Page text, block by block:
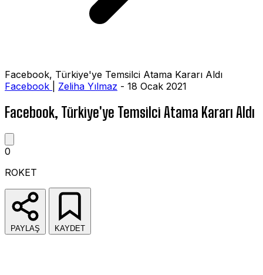
Facebook, Türkiye'ye Temsilci Atama Kararı Aldı
Facebook
Zeliha Yılmaz - 18 Ocak 2021
Facebook, Türkiye'ye Temsilci Atama Kararı Aldı
0
ROKET
PAYLAŞ KAYDET